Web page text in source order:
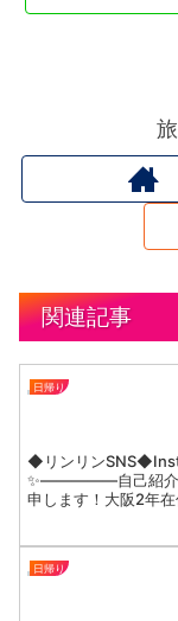
関連記事
日帰り
◆リンリン
✨—————自己紹
申します！大阪2年
日帰り